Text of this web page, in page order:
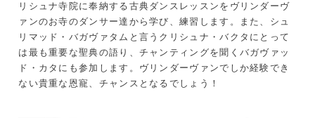
リシュナ寺院に奉納する古典ダンスレッスンをヴリンダーヴ
ァンのお寺のダンサー達から学び、練習します。また、シュ
リマッド・バガヴァタムと言うクリシュナ・バクタにとって
は最も重要な聖典の語り、チャンティングを聞くバガヴァッ
ド・カタにも参加します。ヴリンダーヴァンでしか経験でき
ない貴重な恩寵、チャンスとなるでしょう！